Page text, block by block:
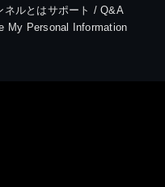
ネルとはサポート / Q&A
My Personal Information